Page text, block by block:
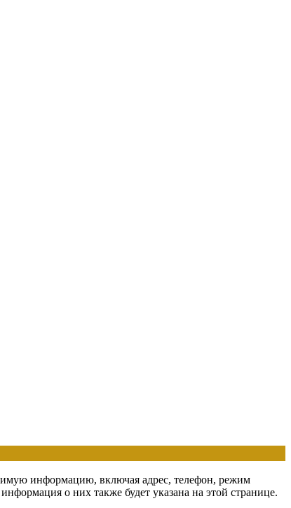
информацию, включая адрес, телефон, режим
о них также будет указана на этой странице.